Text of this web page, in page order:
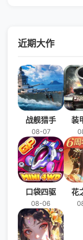
近期大作
战舰猎手
08-07
装
口袋四驱
08-06
花